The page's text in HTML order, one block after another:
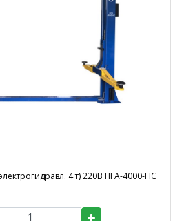
4 т) 220В ПГА-4000-НС